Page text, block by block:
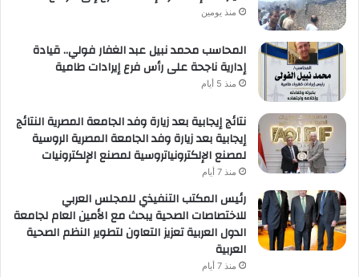
منذ يومين
المحاسب محمد نبيل عبد الغفار فولي.. قيادة
إدارية ناجحة على رأس فرع إيرادات طامية
منذ 5 أيام
نتائج إيجابية بعد زيارة وفد الجامعة المصرية النتائج
إيجابية بعد زيارة وفد الجامعة المصرية الروسية
لمصنع الإلكترونياتروسية لمصنع الإلكترونيات
منذ 7 أيام
رئيس المكتب التنفيذي للمجلس العربي
للاختصاصات الصحية يبحث مع الأمين العام لجامعة
الدول العربية تعزيز التعاون لتطوير النظم الصحية
العربية
منذ 7 أيام